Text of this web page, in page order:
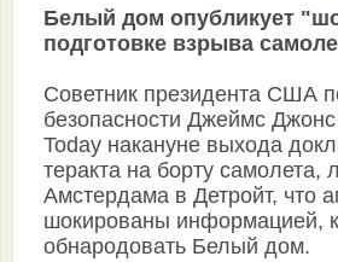
Белый дом опубликует
подготовке взрыва
Советник президента США
безопасности Джеймс
Today накануне выхода
теракта на борту самолета,
Амстердама в Детройт, что
шокированы информацией,
обнародовать Белый дом.